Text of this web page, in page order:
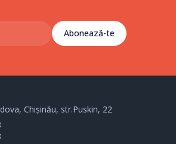
Abonează-te
Chișinău, str.Puskin, 22